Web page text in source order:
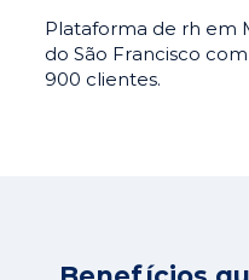
Plataforma de rh em
do São Francisco
900 clientes.